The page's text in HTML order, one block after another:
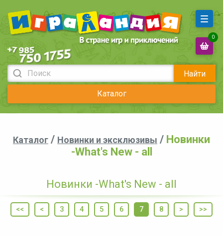
Найти
Каталог
0
Каталог / Новинки и эксклюзивы / Новинки
-What's New - all
Новинки -What's New - all
<< < 3 4 5 6 7 8 > >>